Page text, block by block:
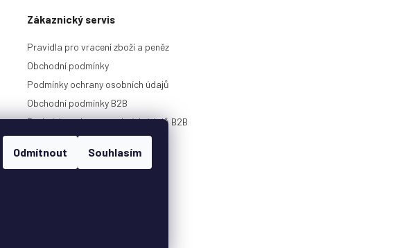
Odmítnout Souhlasím
Zákaznický servis
Pravidla pro vracení zboží a peněz
Obchodní podmínky
Podmínky ochrany osobních údajů
Obchodní podmínky B2B
Podmínky ochrany osobních údajů B2B
Kontakt a historie